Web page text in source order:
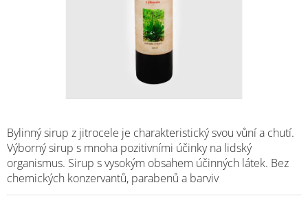
Bylinný sirup z jitrocele je charakteristický svou vůní a chutí.
Výborný sirup s mnoha pozitivními účinky na lidský
organismus. Sirup s vysokým obsahem účinných látek. Bez
chemických konzervantů, parabenů a barviv